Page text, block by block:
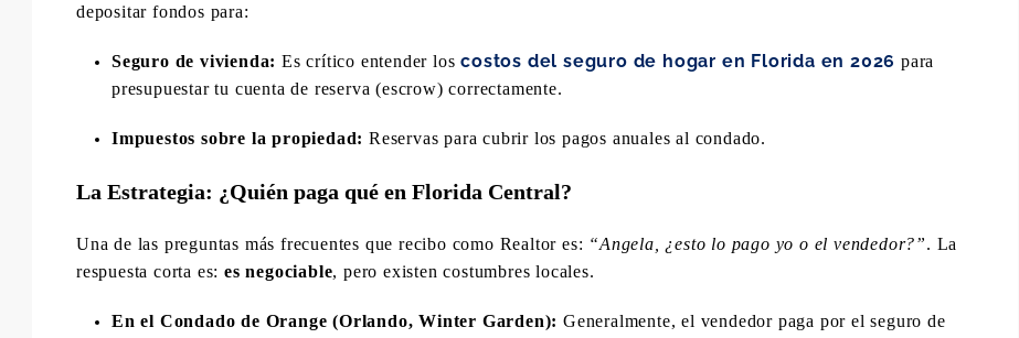
depositar fondos para:
Seguro de vivienda: Es crítico entender loscostos del seguro de hogar en Florida en 2026 para
presupuestar tu cuenta de reserva (escrow) correctamente.
Impuestos sobre la propiedad: Reservas para cubrir los pagos anuales al condado.
La Estrategia: ¿Quién paga qué en Florida Central?
Una de las preguntas más frecuentes que recibo como Realtor es: “Angela, ¿esto lo pago yo o el vendedor?”. La
respuesta corta es:es negociable, pero existen costumbres locales.
En el Condado de Orange (Orlando, Winter Garden): Generalmente, el vendedor paga por el seguro de